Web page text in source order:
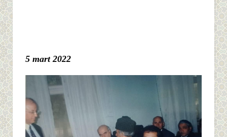
5 mart 2022